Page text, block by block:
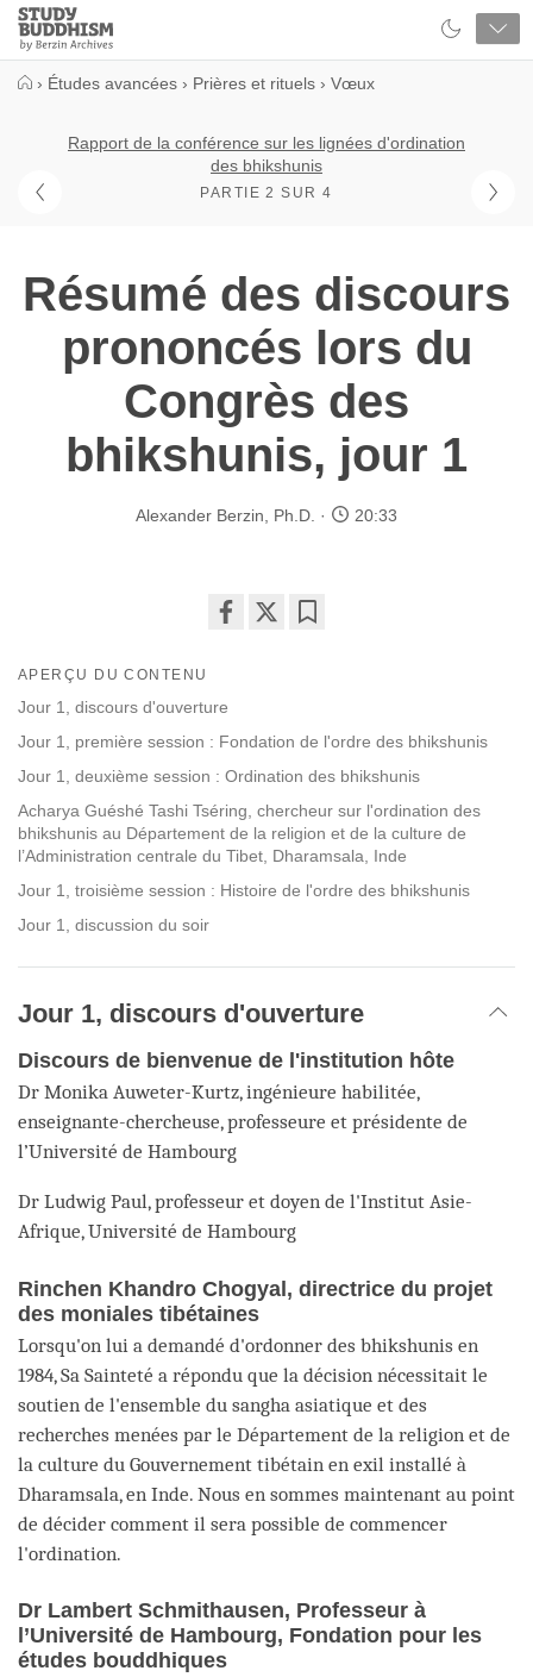
Close
Study
Buddhism
Home
› Études avancées › Prières et rituels › Vœux
Rapport de la conférence sur les lignées d'ordination
des bhikshunis
PARTIE 2 SUR 4
Résumé des discours
prononcés lors du
Congrès des
bhikshunis, jour 1
Alexander Berzin, Ph.D. 20:33
APERÇU DU CONTENU
Jour 1, discours d'ouverture
Jour 1, première session : Fondation de l'ordre des bhikshunis
Jour 1, deuxième session : Ordination des bhikshunis
Acharya Guéshé Tashi Tséring, chercheur sur l'ordination des
bhikshunis au Département de la religion et de la culture de
l’Administration centrale du Tibet, Dharamsala, Inde
Jour 1, troisième session : Histoire de l'ordre des bhikshunis
Jour 1, discussion du soir
Jour 1, discours d'ouverture
Discours de bienvenue de l'institution hôte
Dr Monika Auweter-Kurtz, ingénieure habilitée,
enseignante-chercheuse, professeure et présidente de
l’Université de Hambourg
Dr Ludwig Paul, professeur et doyen de l'Institut Asie-
Afrique, Université de Hambourg
Rinchen Khandro Chogyal, directrice du projet
des moniales tibétaines
Lorsqu'on lui a demandé d'ordonner des bhikshunis en
1984, Sa Sainteté a répondu que la décision nécessitait le
soutien de l'ensemble du sangha asiatique et des
recherches menées par le Département de la religion et de
la culture du Gouvernement tibétain en exil installé à
Dharamsala, en Inde. Nous en sommes maintenant au point
de décider comment il sera possible de commencer
l'ordination.
Dr Lambert Schmithausen, Professeur à
l’Université de Hambourg, Fondation pour les
études bouddhiques